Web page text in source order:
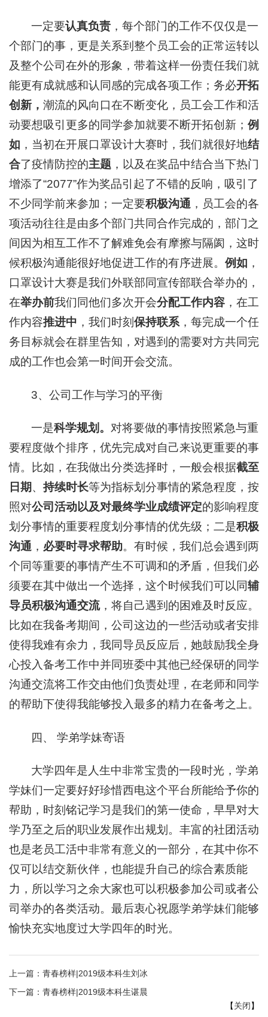
一定要认真负责 ，每个部门的工作不仅仅是一
个部门的事，更是关系到整个员工会的正常运转以
及整个公司在外的形象，带着这样一份责任我们就
能更有成就感和认同感的完成各项工作；务必开拓
创新， 潮流的风向口在不断变化，员工会工作和活
动要想吸引更多的同学参加就要不断开拓创新； 例
如 ，当初在开展口罩设计大赛时，我们就很好地结
合了疫情防控的主题 ，以及在奖品中结合当下热门
增添了“2077”作为奖品引起了不错的反响，吸引了
不少同学前来参加；一定要积极沟通 ，员工会的各
项活动往往是由多个部门共同合作完成的，部门之
间因为相互工作不了解难免会有摩擦与隔阂，这时
候积极沟通能很好地促进工作的有序进展。 例如 ，
口罩设计大赛是我们外联部同宣传部联合举办的，
在举办前我们同他们多次开会分配工作内容 ，在工
作内容推进中 ，我们时刻保持联系，每完成一个任
务目标就会在群里告知，对遇到的需要对方共同完
成的工作也会第一时间开会交流。
3、公司工作与学习的平衡
一是科学规划。对将要做的事情按照紧急与重
要程度做个排序，优先完成对自己来说更重要的事
情。比如，在我做出分类选择时，一般会根据截至
日期、 持续时长等为指标划分事情的紧急程度，按
照对公司活动以及对最终学业成绩评定的影响程度
划分事情的重要程度划分事情的优先级；二是积极
沟通 ， 必要时寻求帮助。有时候，我们总会遇到两
个同等重要的事情产生不可调和的矛盾，但我们必
须要在其中做出一个选择，这个时候我们可以同辅
导员积极沟通交流，将自己遇到的困难及时反应。
比如在我备考期间，公司这边的一些活动或者安排
使得我难有余力，我同导员反应后，她鼓励我全身
心投入备考工作中并同班委中其他已经保研的同学
沟通交流将工作交由他们负责处理，在老师和同学
的帮助下使得我能够投入最多的精力在备考之上。
四、 学弟学妹寄语
大学四年是人生中非常宝贵的一段时光，学弟
学妹们一定要好好珍惜西电这个平台所能给予你的
帮助，时刻铭记学习是我们的第一使命，早早对大
学乃至之后的职业发展作出规划。丰富的社团活动
也是老员工活中非常有意义的一部分，在其中你不
仅可以结交新伙伴，也能提升自己的综合素质能
力，所以学习之余大家也可以积极参加公司或者公
司举办的各类活动。最后衷心祝愿学弟学妹们能够
愉快充实地度过大学四年的时光。
上一篇： 青春榜样|2019级本科生刘冰
下一篇： 青春榜样|2019级本科生谌晨
【关闭】